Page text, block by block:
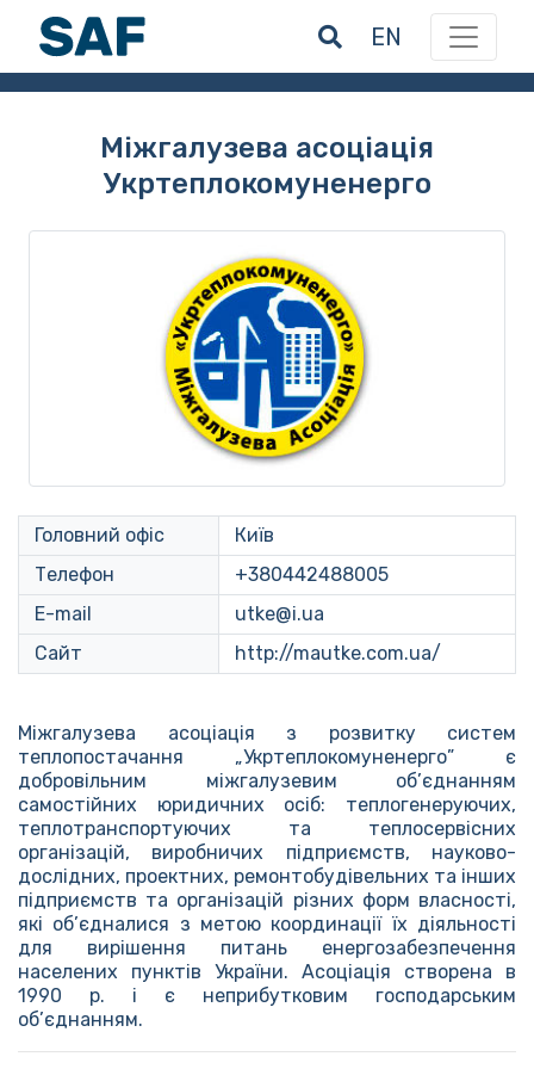
EN
Міжгалузева асоціація
Укртеплокомуненерго
Головний офіс
Київ
Телефон
+380442488005
E-mail
utke@i.ua
Сайт
http://mautke.com.ua/
Міжгалузева асоціація з розвитку систем
теплопостачання „Укртеплокомуненерго” є
добровільним міжгалузевим об’єднанням
самостійних юридичних осіб: теплогенеруючих,
теплотранспортуючих та теплосервісних
організацій, виробничих підприємств, науково-
дослідних, проектних, ремонтобудівельних та інших
підприємств та організацій різних форм власності,
які об’єдналися з метою координації їх діяльності
для вирішення питань енергозабезпечення
населених пунктів України. Асоціація створена в
1990 р. і є неприбутковим господарським
об’єднанням.